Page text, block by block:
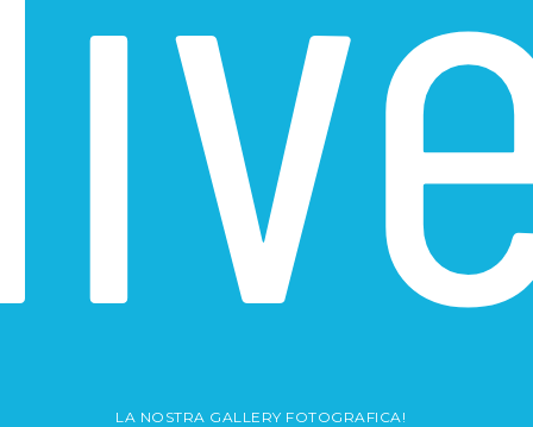
LA NOSTRA GALLERY FOTOGRAFICA!